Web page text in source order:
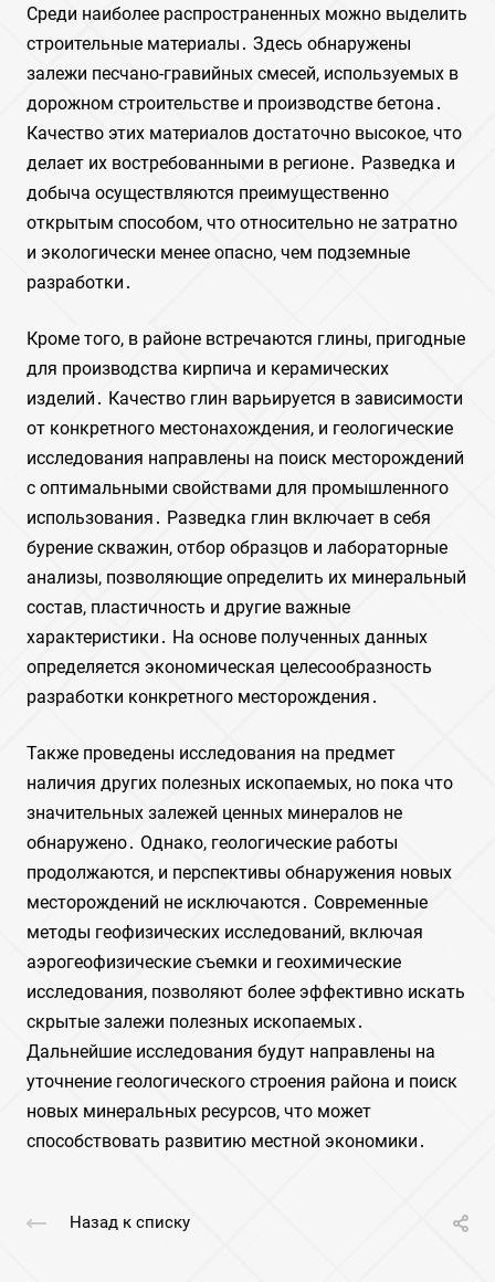
Среди наиболее распространенных можно выделить
строительные материалы․ Здесь обнаружены
залежи песчано-гравийных смесей, используемых в
дорожном строительстве и производстве бетона․
Качество этих материалов достаточно высокое, что
делает их востребованными в регионе․ Разведка и
добыча осуществляются преимущественно
открытым способом, что относительно не затратно
и экологически менее опасно, чем подземные
разработки․
Кроме того, в районе встречаются глины, пригодные
для производства кирпича и керамических
изделий․ Качество глин варьируется в зависимости
от конкретного местонахождения, и геологические
исследования направлены на поиск месторождений
с оптимальными свойствами для промышленного
использования․ Разведка глин включает в себя
бурение скважин, отбор образцов и лабораторные
анализы, позволяющие определить их минеральный
состав, пластичность и другие важные
характеристики․ На основе полученных данных
определяется экономическая целесообразность
разработки конкретного месторождения․
Также проведены исследования на предмет
наличия других полезных ископаемых, но пока что
значительных залежей ценных минералов не
обнаружено․ Однако, геологические работы
продолжаются, и перспективы обнаружения новых
месторождений не исключаются․ Современные
методы геофизических исследований, включая
аэрогеофизические съемки и геохимические
исследования, позволяют более эффективно искать
скрытые залежи полезных ископаемых․
Дальнейшие исследования будут направлены на
уточнение геологического строения района и поиск
новых минеральных ресурсов, что может
способствовать развитию местной экономики․
Назад к списку